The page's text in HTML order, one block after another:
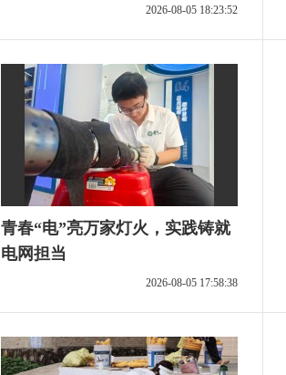
2026-08-05 18:23:52
青春“电”亮万家灯火，实践铸就
电网担当
2026-08-05 17:58:38